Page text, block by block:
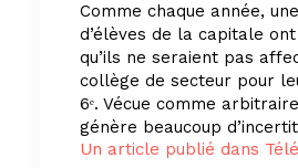
Comme chaque année,
d’élèves de la capitale
qu’ils ne seraient pas
collège de secteur pour
6ᵉ. Vécue comme
génère beaucoup
Un article publié dans